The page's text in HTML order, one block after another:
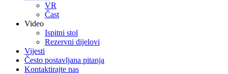
VR
Čast
Video
Ispitni stol
Rezervni dijelovi
Vijesti
Često postavljana pitanja
Kontaktirajte nas